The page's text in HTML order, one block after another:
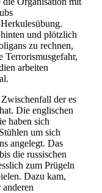
und plötzlich
zu rechnen,
Terrorismusgefahr,
arbeiten
der es
Die englischen
haben sich
um sich
angelegt. Das
die russischen
zum Prügeln
Dazu kam,